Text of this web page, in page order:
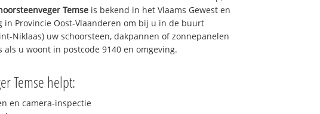
Temse is bekend in het Vlaams Gewest en
in Provincie Oost-Vlaanderen om bij u in de buurt
Niklaas) uw schoorsteen, dakpannen of zonnepanelen
als u woont in postcode 9140 en omgeving.
Temse helpt:
en camera-inspectie